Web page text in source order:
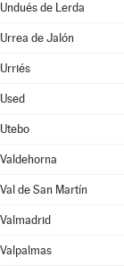
Undués de Lerda
Urrea de Jalón
Urriés
Used
Utebo
Valdehorna
Val de San Martín
Valmadrid
Valpalmas